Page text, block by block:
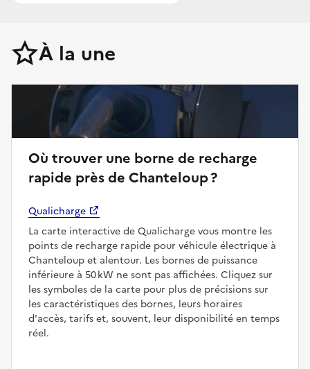
À la une
Où trouver une borne de recharge
rapide près de Chanteloup ?
Qualicharge
La carte interactive de Qualicharge vous montre les
points de recharge rapide pour véhicule électrique à
Chanteloup et alentour. Les bornes de puissance
inférieure à 50 kW ne sont pas affichées. Cliquez sur
les symboles de la carte pour plus de précisions sur
les caractéristiques des bornes, leurs horaires
d'accès, tarifs et, souvent, leur disponibilité en temps
réel.